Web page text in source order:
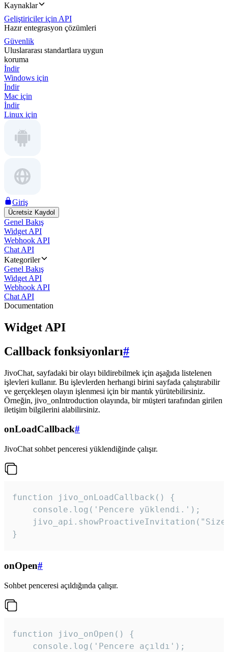
Kaynaklar
Geliştiriciler için API
Hazır entegrasyon çözümleri
Güvenlik
Uluslararası standartlara uygun
koruma
İndir
Windows için
İndir
Mac için
İndir
Linux için
Giriş
Ücretsiz Kaydol
Genel Bakış
Widget API
Webhook API
Chat API
Kategoriler
Genel Bakış
Widget API
Webhook API
Chat API
Documentation
Widget API
Callback fonksiyonları#
JivoChat, sayfadaki bir olayı bildirebilmek için aşağıda listelenen
işlevleri kullanır. Bu işlevlerden herhangi birini sayfada çalıştırabilir
ve gerçekleşen olayın işlenmesi için bir mantık yürütebilirsiniz.
Örneğin, jivo_onIntroduction olayında, bir müşteri tarafından girilen
iletişim bilgilerini alabilirsiniz.
onLoadCallback#
JivoChat sohbet penceresi yüklendiğinde çalışır.
function jivo_onLoadCallback() {
    console.log('Pencere yüklendi.');
}
onOpen#
Sohbet penceresi açıldığında çalışır.
function jivo_onOpen() {
    console.log('Pencere açıldı');